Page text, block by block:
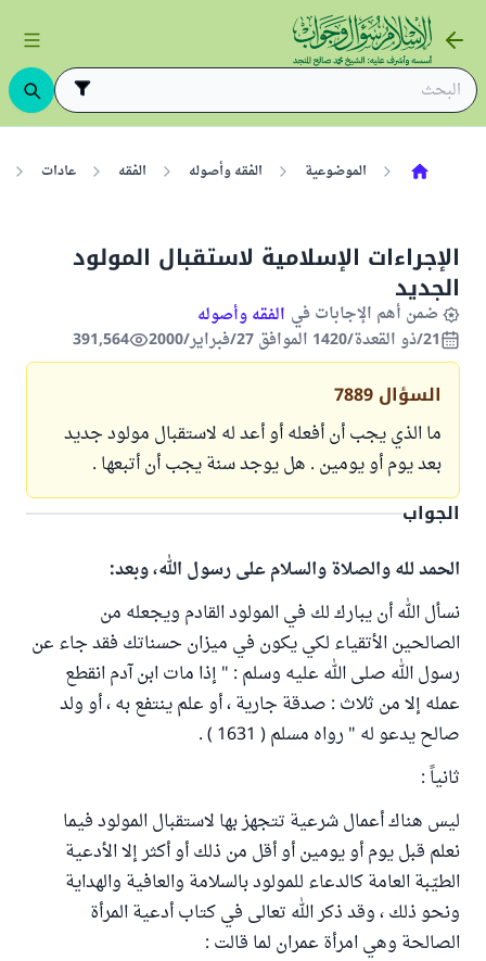
الموضوعية الفقه وأصوله الفقه عادات
الإجراءات الإسلامية لاستقبال المولود
الجديد
ضمن أهم الإجابات في الفقه وأصوله
21/ذو القعدة/1420 الموافق 27/فبراير/2000
391,564
السؤال 7889
ما الذي يجب أن أفعله أو أعد له لاستقبال مولود جديد
بعد يوم أو يومين . هل يوجد سنة يجب أن أتبعها .
الجواب
الحمد لله والصلاة والسلام على رسول الله، وبعد:
نسأل الله أن يبارك لك في المولود القادم ويجعله من
الصالحين الأتقياء لكي يكون في ميزان حسناتك فقد جاء عن
رسول الله صلى الله عليه وسلم : " إذا مات ابن آدم انقطع
عمله إلا من ثلاث : صدقة جارية ، أو علم ينتفع به ، أو ولد
صالح يدعو له " رواه مسلم ( 1631 ) .
ثانياً :
ليس هناك أعمال شرعية تتجهز بها لاستقبال المولود فيما
نعلم قبل يوم أو يومين أو أقل من ذلك أو أكثر إلا الأدعية
الطيّبة العامة كالدعاء للمولود بالسلامة والعافية والهداية
ونحو ذلك ، وقد ذكر الله تعالى في كتاب أدعية المرأة
الصالحة وهي امرأة عمران لما قالت :